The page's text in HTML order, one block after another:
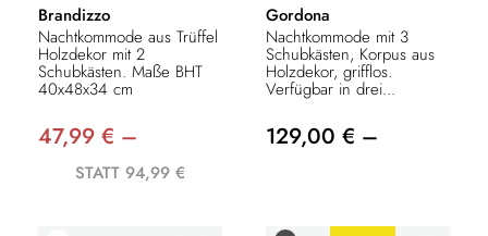
Brandizzo
Nachtkommode aus Trüffel
Holzdekor mit 2
Schubkästen. Maße BHT
40x48x34 cm
47,99 € –
STATT 94,99 €
Gordona
Nachtkommode mit 3
Schubkästen, Korpus aus
Holzdekor, grifflos.
Verfügbar in drei...
129,00 € –